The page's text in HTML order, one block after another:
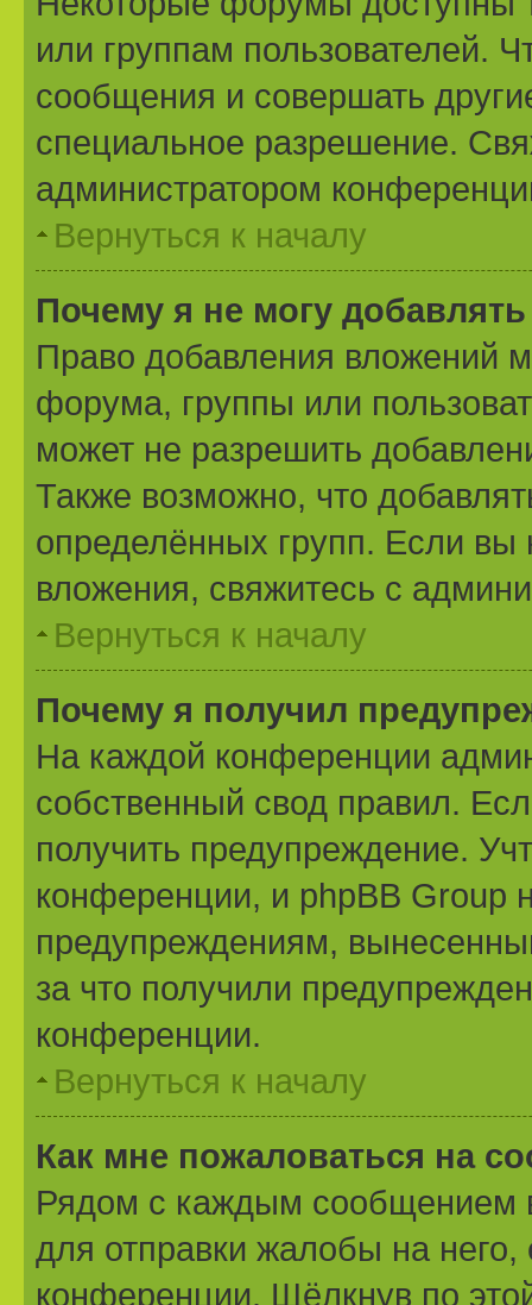
или группам пользователей.
сообщения и совершать
специальное разрешение.
администратором
Вернуться к началу
Почему я не могу
Право добавления вложений
форума, группы или
может не разрешить
Также возможно, что
определённых групп. Если вы
вложения, свяжитесь с
Вернуться к началу
Почему я получил
На каждой конференции
собственный свод правил.
получить предупреждение.
конференции, и phpBB Group
предупреждениям,
за что получили
конференции.
Вернуться к началу
Как мне пожаловаться на
Рядом с каждым сообщением
для отправки жалобы на
конференции. Щёлкнув по